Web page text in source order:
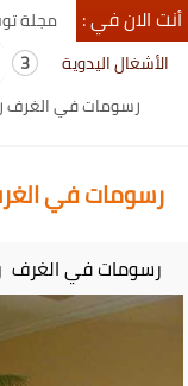
أنت الان في : مجلة
الأشغال اليدوية
رسومات في الغرف
رسومات في
رسومات في الغرف